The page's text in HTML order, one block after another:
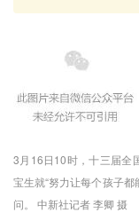
3月16日10时，十三届全
宝生就“努力让每个孩子
问。 中新社记者 李卿 摄